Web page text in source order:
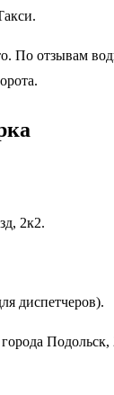
По отзывам
2к2.
диспетчеров).
города